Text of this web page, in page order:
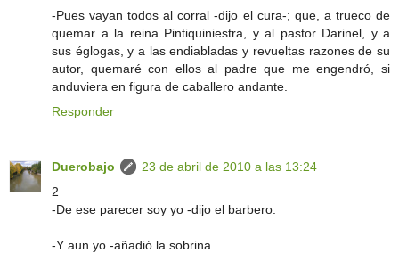
-Pues vayan todos al corral -dijo el cura-; que, a trueco de
quemar a la reina Pintiquiniestra, y al pastor Darinel, y a
sus églogas, y a las endiabladas y revueltas razones de su
autor, quemaré con ellos al padre que me engendró, si
anduviera en figura de caballero andante.
Responder
Duerobajo
23 de abril de 2010 a las 13:24
2
-De ese parecer soy yo -dijo el barbero.
-Y aun yo -añadió la sobrina.